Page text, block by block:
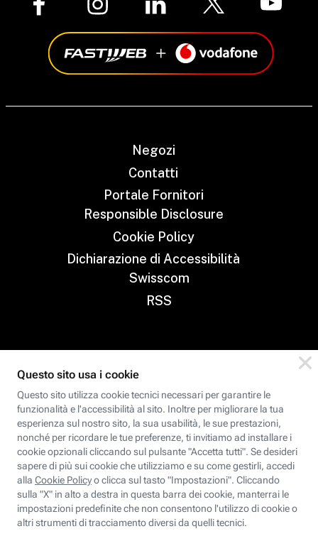
Negozi
Contatti
Portale Fornitori
Responsible Disclosure
Cookie Policy
Dichiarazione di Accessibilità
Swisscom
RSS